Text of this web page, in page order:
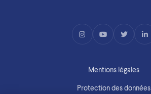
Mentions légales
Protection des données